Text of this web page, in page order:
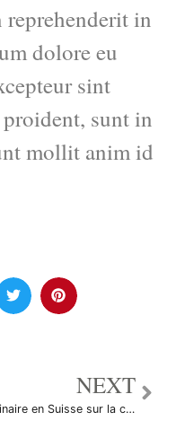
in
dolore eu
sint
sunt in
mollit anim id
NEXT
Séminaire en Suisse sur la création d’une banque centrale au Sud-Soudan